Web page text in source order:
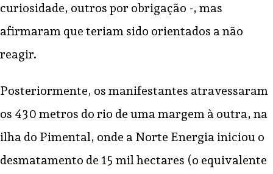
curiosidade, outros por obrigação -, mas
afirmaram que teriam sido orientados a não
reagir.
Posteriormente, os manifestantes atravessaram
os 430 metros do rio de uma margem à outra, na
ilha do Pimental, onde a Norte Energia iniciou o
desmatamento de 15 mil hectares (o equivalente